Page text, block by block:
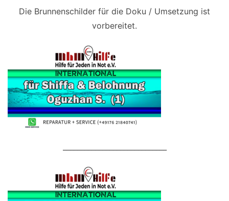
Die Brunnenschilder für die Doku / Umsetzung ist
vorbereitet.